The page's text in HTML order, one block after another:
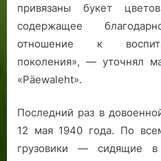
привязаны букет
содержащее
отношение к
поколения», — уточнял
«Päewaleht».
Последний раз в
12 мая 1940 года. По
грузовики — сидящие в